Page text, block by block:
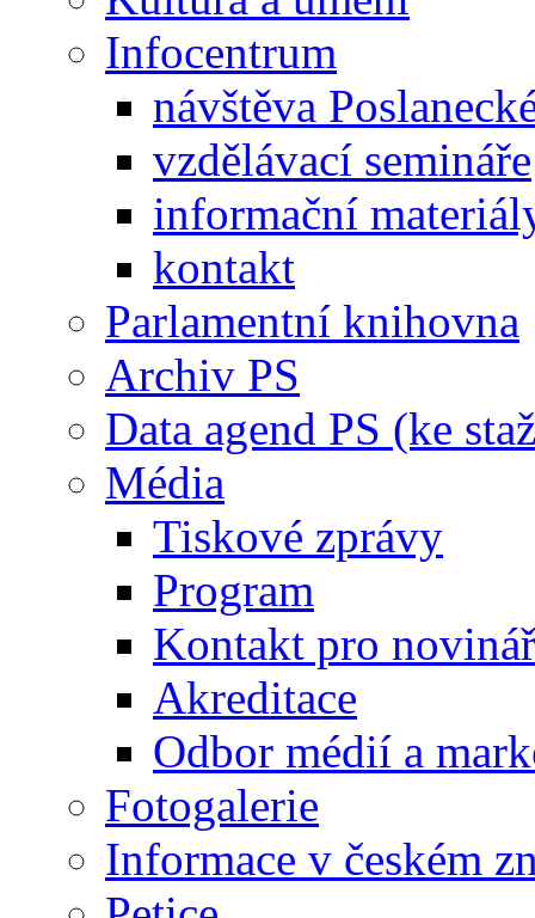
Infocentrum
návštěva
vzdělávací semináře
informační
kontakt
Parlamentní knihovna
Archiv PS
Data agend PS (ke
Média
Tiskové zprávy
Program
Kontakt pro
Akreditace
Odbor médií a
Fotogalerie
Informace v českém